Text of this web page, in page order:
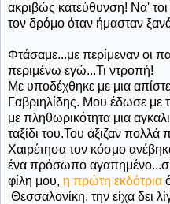
ακριβώς κατεύθυνση! Να'
τον δρόμο όταν ήμασταν
Φτάσαμε...με περίμεναν οι
περιμένω εγώ...Τι ντροπή!
Με υποδέχθηκε με μια
Γαβριηλίδης. Μου έδωσε με
με πληθωρικότητα μια
ταξίδι του.Του άξιζαν πολλά
Χαιρέτησα τον κόσμο
ένα πρόσωπο
φίλη μου, η πρώτη εκδότρια
Θεσσαλονίκη, την είχα δει